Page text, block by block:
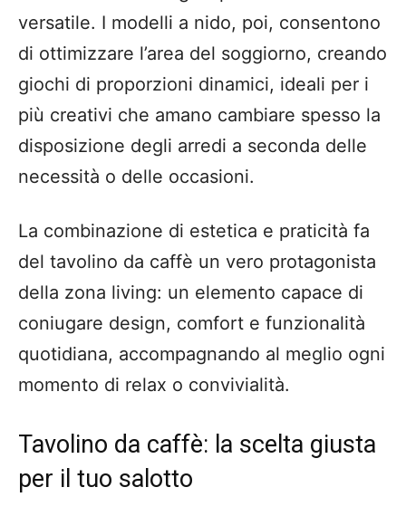
versatile. I modelli a nido, poi, consentono
di ottimizzare l’area del soggiorno, creando
giochi di proporzioni dinamici, ideali per i
più creativi che amano cambiare spesso la
disposizione degli arredi a seconda delle
necessità o delle occasioni.
La combinazione di estetica e praticità fa
del tavolino da caffè un vero protagonista
della zona living: un elemento capace di
coniugare design, comfort e funzionalità
quotidiana, accompagnando al meglio ogni
momento di relax o convivialità.
Tavolino da caffè: la scelta giusta
per il tuo salotto